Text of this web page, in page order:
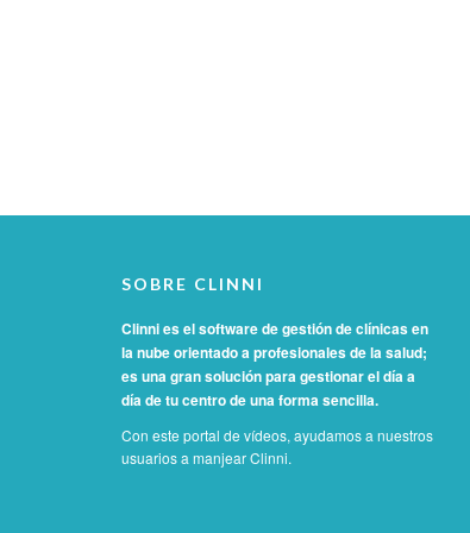
SOBRE CLINNI
Clinni es el software de gestión de clínicas en
la nube orientado a profesionales de la salud;
es una gran solución para gestionar el día a
día de tu centro de una forma sencilla.
Con este portal de vídeos, ayudamos a nuestros
usuarios a manjear Clinni.